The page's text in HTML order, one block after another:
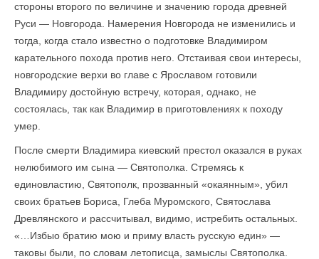
стороны второго по величине и значению города древней
Руси — Новгорода. Намерения Новгорода не изменились и
тогда, когда стало известно о подготовке Владимиром
карательного похода против него. Отстаивая свои интересы,
новгородские верхи во главе с Ярославом готовили
Владимиру достойную встречу, которая, однако, не
состоялась, так как Владимир в приготовлениях к походу
умер.
После смерти Владимира киевский престол оказался в руках
нелюбимого им сына — Святополка. Стремясь к
единовластию, Святополк, прозванный «окаянным», убил
своих братьев Бориса, Глеба Муромского, Святослава
Древлянского и рассчитывал, видимо, истребить остальных.
«…Избыо братию мою и приму власть русскую един» —
таковы были, по словам летописца, замыслы Святополка.